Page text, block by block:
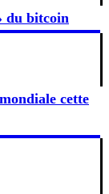
du bitcoin
cette